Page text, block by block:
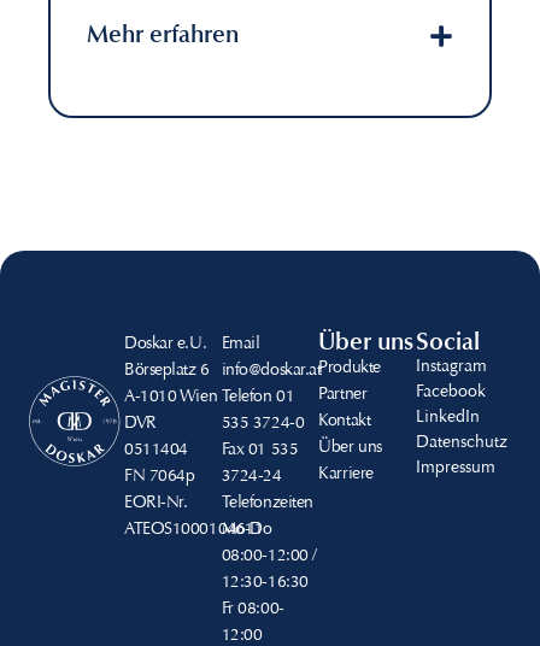
Mehr erfahren
Doskar e.U.
Börseplatz 6
A-1010 Wien
DVR
0511404
FN 7064p
EORI-Nr.
ATEOS1000104611
Email
info@doskar.at
Telefon 01
535 3724-0
Fax01 535
3724-24
Telefonzeiten
Mo-Do
08:00-12:00 /
12:30-16:30
Fr08:00-
12:00
Über uns
Produkte
Partner
Kontakt
Über uns
Karriere
Social
Instagram
Facebook
LinkedIn
Datenschutz
Impressum